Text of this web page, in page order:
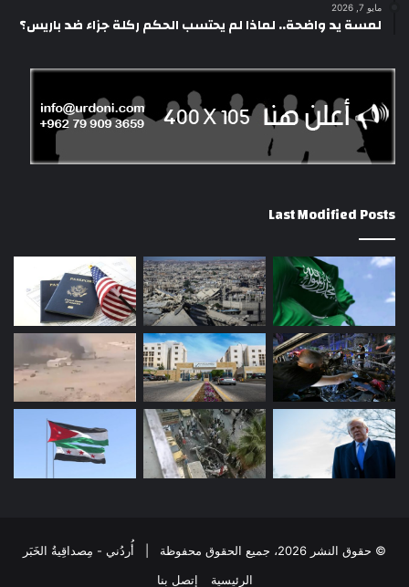
مايو 7, 2026
لمسة يد واضحة.. لماذا لم يحتسب الحكم ركلة جزاء ضد باريس؟
Last Modified Posts
© حقوق النشر 2026، جميع الحقوق محفوظة | أُردُني - مِصداقِيةُ الخَبَر
الرئيسية
إتصل بنا